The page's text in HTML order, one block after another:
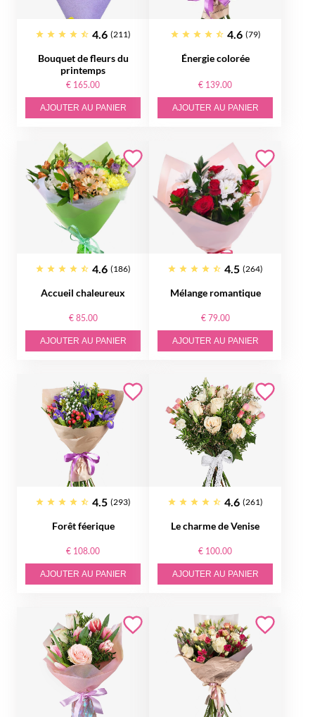
4.6 (211)
Bouquet de fleurs du
printemps
€ 165.00
AJOUTER AU PANIER
4.6 (79)
Énergie colorée
€ 139.00
AJOUTER AU PANIER
4.6 (186)
Accueil chaleureux
€ 85.00
AJOUTER AU PANIER
4.5 (264)
Mélange romantique
€ 79.00
AJOUTER AU PANIER
4.5 (293)
Forêt féerique
€ 108.00
AJOUTER AU PANIER
4.6 (261)
Le charme de Venise
€ 100.00
AJOUTER AU PANIER